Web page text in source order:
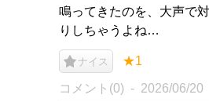
鳴ってきたのを、大声で
りしちゃうよね…
ナイス ★1
コメント(0) 2026/06/20